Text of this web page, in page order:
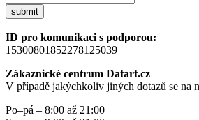
submit
ID pro komunikaci s podporou:
15300801852278125039
Zákaznické centrum Datart.cz
V případě jakýchkoliv jiných dotazů se na
Po–pá – 8:00 až 21:00